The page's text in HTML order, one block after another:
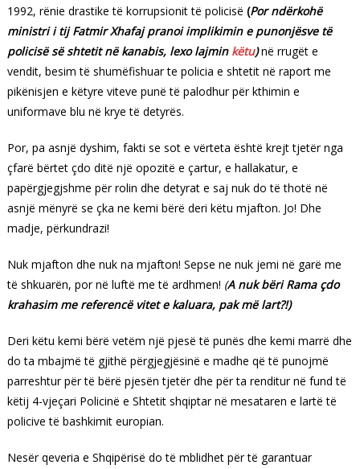
1992, rënie drastike të korrupsionit të policisë (Por ndërkohë
ministri i tij Fatmir Xhafaj pranoi implikimin e punonjësve të
policisë së shtetit në kanabis, lexo lajmin këtu) në rrugët e
vendit, besim të shumëfishuar te policia e shtetit në raport me
pikënisjen e këtyre viteve punë të palodhur për kthimin e
uniformave blu në krye të detyrës.
Por, pa asnjë dyshim, fakti se sot e vërteta është krejt tjetër nga
çfarë bërtet çdo ditë një opozitë e çartur, e hallakatur, e
papërgjegjshme për rolin dhe detyrat e saj nuk do të thotë në
asnjë mënyrë se çka ne kemi bërë deri këtu mjafton. Jo! Dhe
madje, përkundrazi!
Nuk mjafton dhe nuk na mjafton! Sepse ne nuk jemi në garë me
të shkuarën, por në luftë me të ardhmen! (A nuk bëri Rama çdo
krahasim me referencë vitet e kaluara, pak më lart?!)
Deri këtu kemi bërë vetëm një pjesë të punës dhe kemi marrë dhe
do ta mbajmë të gjithë përgjegjësinë e madhe që të punojmë
parreshtur për të bërë pjesën tjetër dhe për ta renditur në fund të
këtij 4-vjeçari Policinë e Shtetit shqiptar në mesataren e lartë të
policive të bashkimit europian.
Nesër qeveria e Shqipërisë do të mblidhet për të garantuar